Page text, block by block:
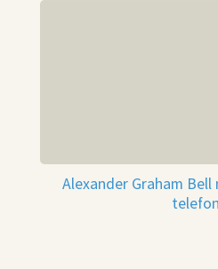
Alexander Graham